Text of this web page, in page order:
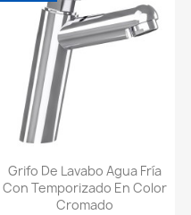
Grifo De Lavabo Agua Fría
Con Temporizado En Color
Cromado